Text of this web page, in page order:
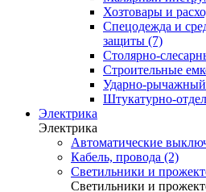
Хозтовары и
Спецодежда и
защиты (7)
Столярно-
Строительные
Ударно-
Штукатурно-
Электрика
Электрика
Автоматические
Кабель, провода (2)
Светильники и
Светильники и